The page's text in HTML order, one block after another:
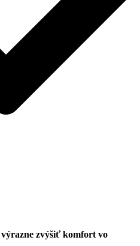
zvýšiť komfort vo